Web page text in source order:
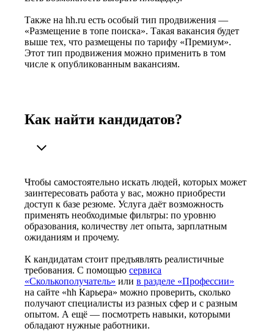
Также на hh.ru есть особый тип продвижения —
«Размещение в топе поиска». Такая вакансия будет
выше тех, что размещены по тарифу «Премиум».
Этот тип продвижения можно применить в том
числе к опубликованным вакансиям.
Как найти кандидатов?
Чтобы самостоятельно искать людей, которых может
заинтересовать работа у вас, можно приобрести
доступ к базе резюме. Услуга даёт возможность
применять необходимые фильтры: по уровню
образования, количеству лет опыта, зарплатным
ожиданиям и прочему.
К кандидатам стоит предъявлять реалистичные
требования. С помощью сервиса
«Сколькополучатель» или в разделе «Профессии»
на сайте «hh Карьера» можно проверить, сколько
получают специалисты из разных сфер и с разным
опытом. А ещё — посмотреть навыки, которыми
обладают нужные работники.